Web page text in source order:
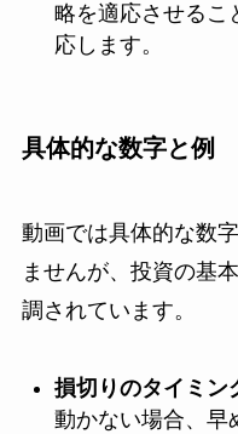
略を適応させるこ
応します。
具体的な数字と例
動画では具体的な数
ませんが、投資の基
調されています。
損切りのタイミン
動かない場合、早